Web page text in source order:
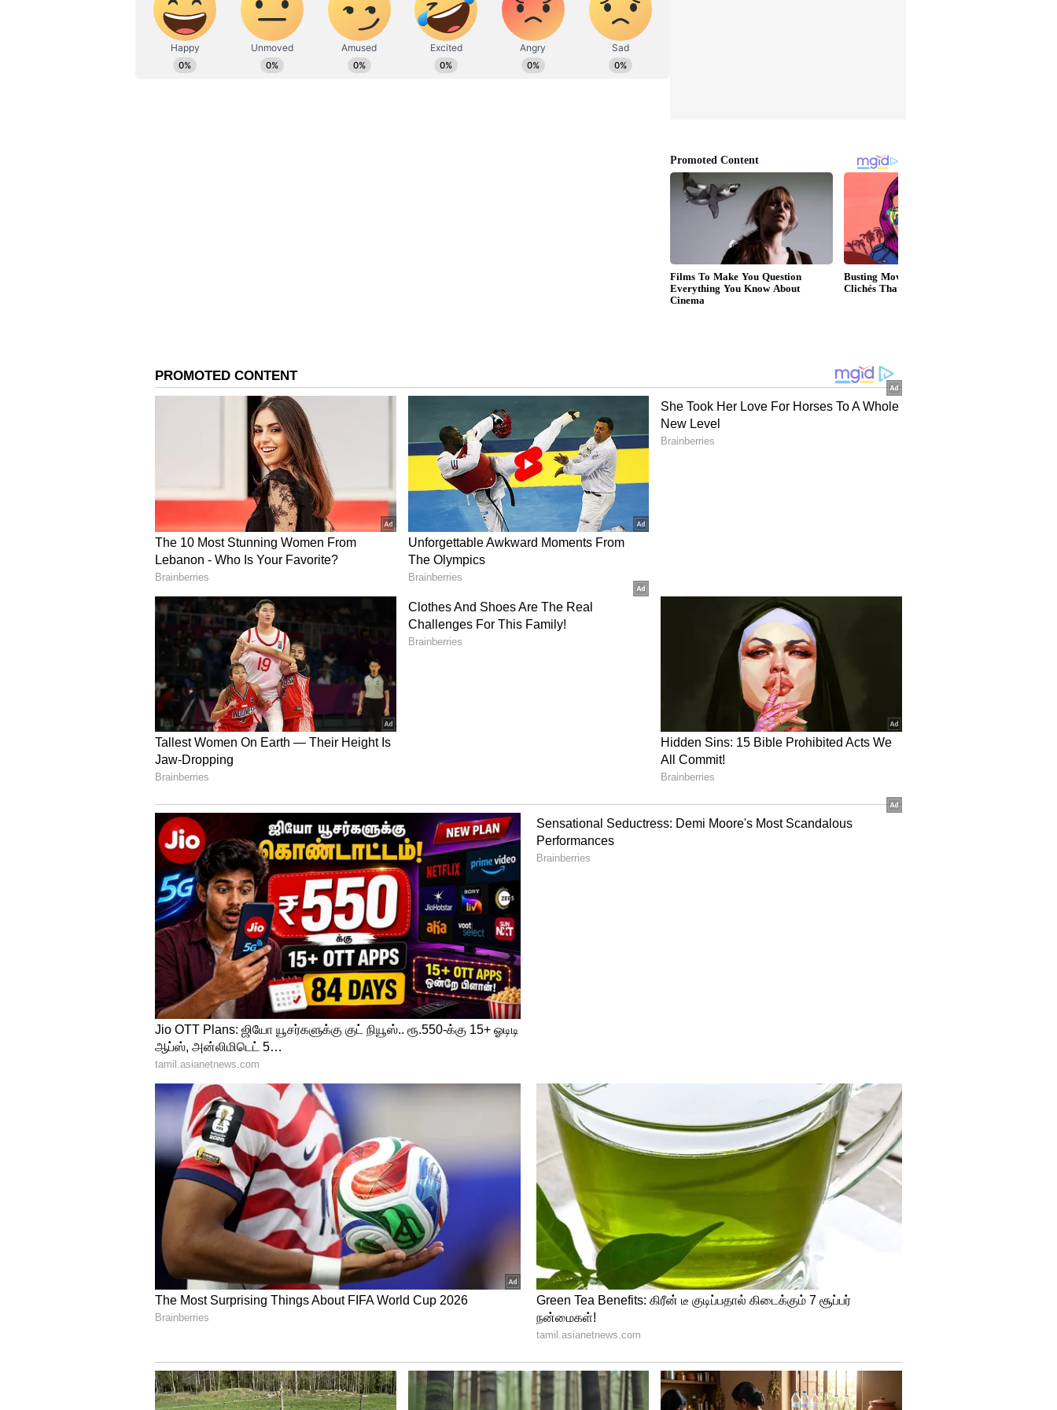
அந்த கவுனின் சிறப்பு அம்சங்களாக ஸ்ட்ராப்லெஸ் மற்றும் வெல்வெட் சில்க்
மெட்டீரியல் இருந்தது. 1989 ஆம் ஆண்டில், பிரிட்டிஷ் வடிவமைப்பாளர் விக்டர்
எடெல்ஸ்டீன் இந்த அழகான ஊதா நிற கவுனை வடிவமைத்தார். தற்போது இந்த
ஆடைகயை வாங்கியது யார் என்பது தெரியவில்லை.
ஏசியாநெட் தமிழ் செய்திகளை உடனுக்கு உடன் Whatsapp Channel-லில்
பெறுவதற்கு கீழே கொடுக்கப்பட்டு இருக்கும் லிங்குடன் இணைந்து
இருக்கவும்.
Click this link:https://whatsapp.com/channel/0029Va9TFCWB4hdYZOoYCK2D